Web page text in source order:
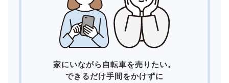
家にいながら自転車を売りたい。
できるだけ手間をかけずに